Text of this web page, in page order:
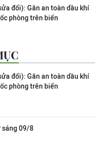
đổi): Gắn an toàn dầu khí
phòng trên biển
đổi): Gắn an toàn dầu khí
phòng trên biển
sáng 09/8